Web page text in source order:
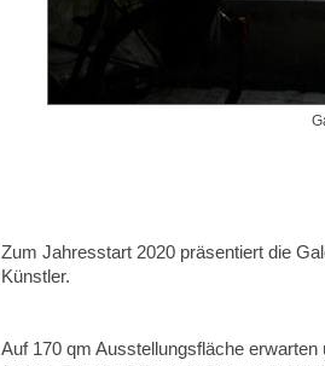
Zum Jahresstart 2020 präsentiert die
Künstler.
Auf 170 qm Ausstellungsfläche